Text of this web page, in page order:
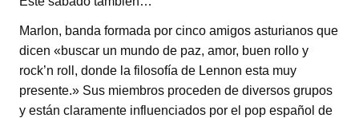
Marlon, banda formada por cinco amigos asturianos que
dicen «buscar un mundo de paz, amor, buen rollo y
rock’n roll, donde la filosofía de Lennon esta muy
presente.» Sus miembros proceden de diversos grupos
y están claramente influenciados por el pop español de